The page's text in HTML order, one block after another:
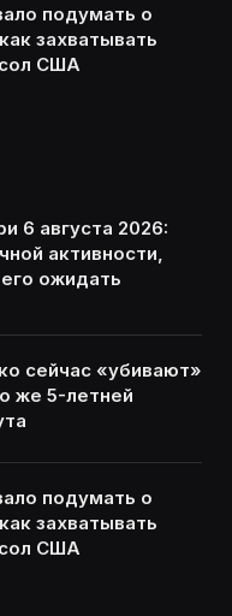
подумать о
захватывать
США
6 августа 2026:
активности,
ожидать
сейчас «убивают»
же 5-летней
подумать о
захватывать
США